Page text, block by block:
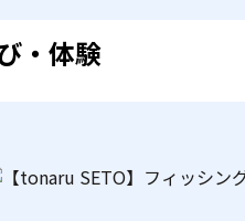
・体験